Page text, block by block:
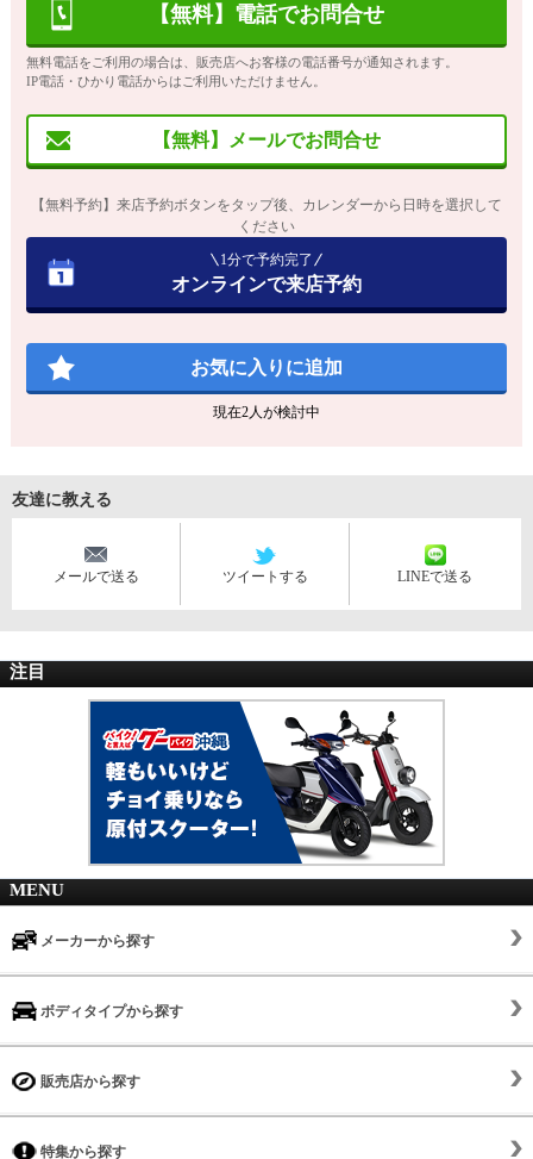
【無料】電話でお問合せ
無料電話をご利用の場合は、販売店へお客様の電話番号が通知されます。
IP電話・ひかり電話からはご利用いただけません。
【無料】メールでお問合せ
【無料予約】来店予約ボタンをタップ後、カレンダーから日時を選択して
ください
1分で予約完了
オンラインで来店予約
お気に入りに追加
現在2人が検討中
友達に教える
メールで送る ツイートする LINEで送る
注目
MENU
メーカーから探す
ボディタイプから探す
販売店から探す
特集から探す